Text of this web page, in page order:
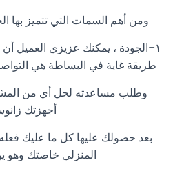
ومن أهم السمات التي تتميز بها
١–الجودة ، يمكنك عزيزي العميل
طريقة غاية في البساطة هي
وطلب مساعدته لحل أي من
أجهزتك
بعد حصولك عليها كل ما عليك فعله
المنزلي خاصتك وهو